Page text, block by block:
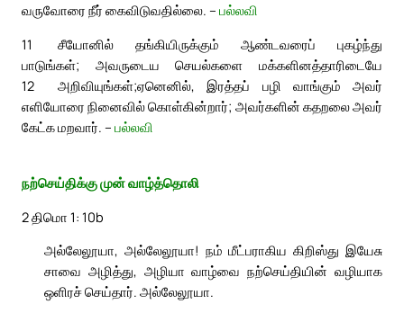
வருவோரை நீர் கைவிடுவதில்லை. – பல்லவி
11
சீயோனில் தங்கியிருக்கும் ஆண்டவரைப் புகழ்ந்து
பாடுங்கள்; அவருடைய செயல்களை மக்களினத்தாரிடையே
அறிவியுங்கள்;
12
ஏனெனில், இரத்தப் பழி வாங்கும் அவர்
எளியோரை நினைவில் கொள்கின்றார்; அவர்களின் கதறலை அவர்
கேட்க மறவார். – பல்லவி
நற்செய்திக்கு முன் வாழ்த்தொலி
2 திமொ 1: 10b
அல்லேலூயா, அல்லேலூயா! நம் மீட்பராகிய கிறிஸ்து இயேசு
சாவை அழித்து, அழியா வாழ்வை நற்செய்தியின் வழியாக
ஒளிரச் செய்தார். அல்லேலூயா.